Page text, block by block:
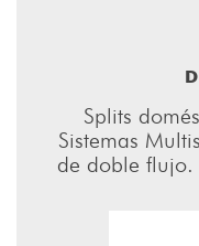
Splits
Sistemas
de doble flujo.